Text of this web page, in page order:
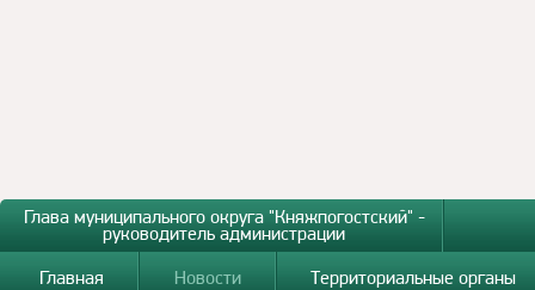
Глава муниципального округа "Княжпогостский" -
руководитель администрации
Главная
Новости Территориальные органы